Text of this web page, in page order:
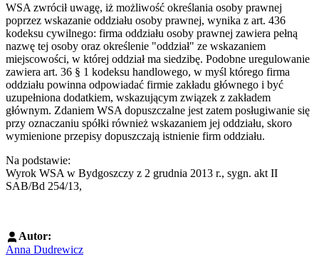
WSA zwrócił uwagę, iż możliwość określania osoby prawnej
poprzez wskazanie oddziału osoby prawnej, wynika z art. 436
kodeksu cywilnego: firma oddziału osoby prawnej zawiera pełną
nazwę tej osoby oraz określenie "oddział" ze wskazaniem
miejscowości, w której oddział ma siedzibę. Podobne uregulowanie
zawiera art. 36 § 1 kodeksu handlowego, w myśl którego firma
oddziału powinna odpowiadać firmie zakładu głównego i być
uzupełniona dodatkiem, wskazującym związek z zakładem
głównym. Zdaniem WSA dopuszczalne jest zatem posługiwanie się
przy oznaczaniu spółki również wskazaniem jej oddziału, skoro
wymienione przepisy dopuszczają istnienie firm oddziału.
Na podstawie:
Wyrok WSA w Bydgoszczy z 2 grudnia 2013 r., sygn. akt II
SAB/Bd 254/13,
Autor:
Anna Dudrewicz